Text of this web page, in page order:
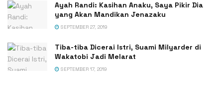
Ayah Randi: Kasihan Anaku, Saya Pikir Dia
yang Akan Mandikan Jenazaku
SEPTEMBER 27, 2019
Tiba-tiba Dicerai Istri, Suami Milyarder di
Wakatobi Jadi Melarat
SEPTEMBER 17, 2019